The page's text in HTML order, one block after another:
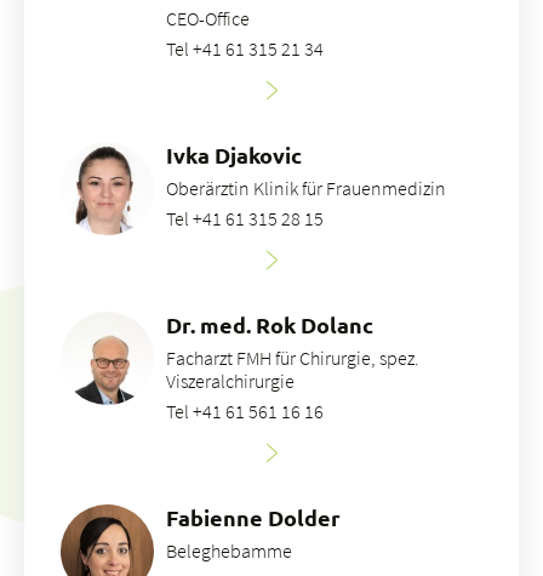
CEO-Office
Tel +41 61 315 21 34
Ivka Djakovic
Oberärztin Klinik für Frauenmedizin
Tel +41 61 315 28 15
Dr. med. Rok Dolanc
Facharzt FMH für Chirurgie, spez.
Viszeralchirurgie
Tel +41 61 561 16 16
Fabienne Dolder
Beleghebamme